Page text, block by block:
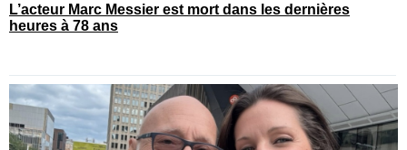
L’acteur Marc Messier est mort dans les dernières
heures à 78 ans